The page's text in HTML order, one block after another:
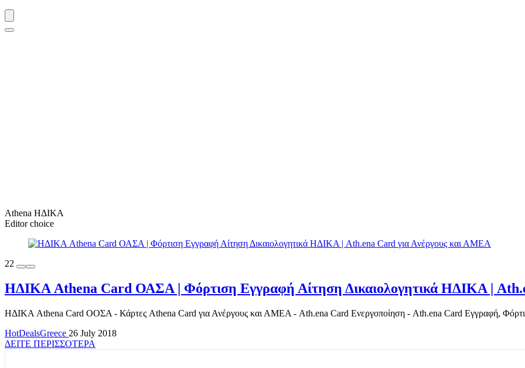
Athena ΗΔΙΚΑ
Editor choice
22
ΗΔΙΚΑ Athena Card ΟΑΣΑ | Φόρτιση Εγγραφή Αίτηση Δικαιολογητικά ΗΔΙΚΑ |
ΗΔΙΚΑ Athena Card ΟΟΣΑ - Κάρτες Athena Card για Ανέργους και ΑΜΕΑ - Ath.ena Card Ενεργοποίηση - Ath.ena Card Εγγραφή,
HotDealsGreece 26 July 2018
ΔΕΙΤΕ ΠΕΡΙΣΣΟΤΕΡΑ